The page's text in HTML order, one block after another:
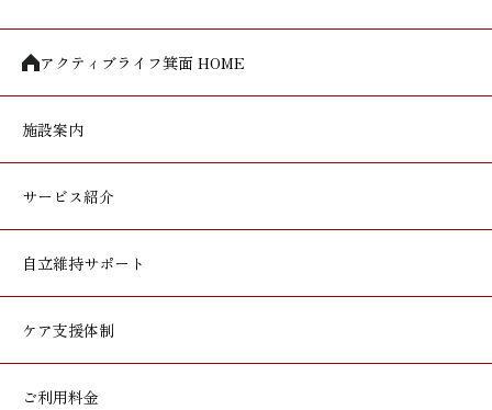
アクティブライフ箕面 HOME
施設案内
サービス紹介
自立維持サポート
ケア支援体制
ご利用料金